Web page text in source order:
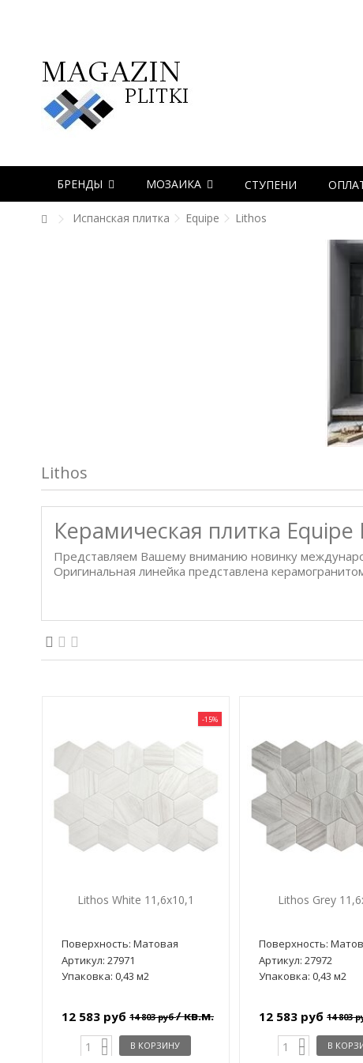
БРЕНДЫ МОЗАИКА СТУПЕНИ
Испанская плитка Equipe Lithos
Lithos
Керамическая плитка
Представляем Вашему вниманию новинку
Оригинальная линейка представлена
-15%
Lithos White 11,6x10,1
Поверхность: Матовая
Артикул: 27971
Упаковка: 0,43 м2
12 583 руб 14 803 руб/ кв.м.
В КОРЗИНУ
Lithos Grey
Поверхность:
Артикул: 27972
Упаковка: 0,43 м2
12 583 руб 14 803
В